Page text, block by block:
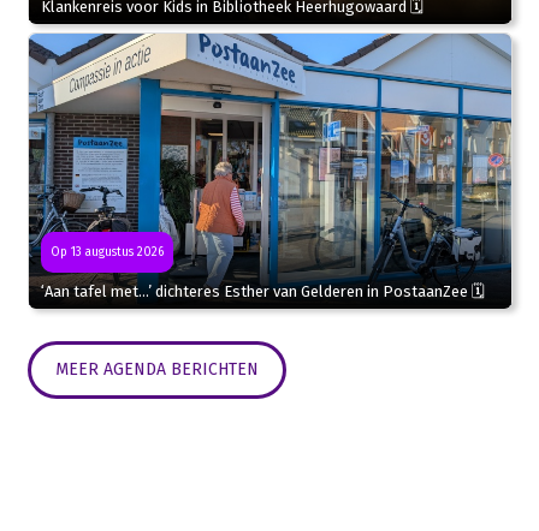
Klankenreis voor Kids in Bibliotheek Heerhugowaard 🗓
Op 13 augustus 2026
‘Aan tafel met…’ dichteres Esther van Gelderen in PostaanZee 🗓
MEER AGENDA BERICHTEN